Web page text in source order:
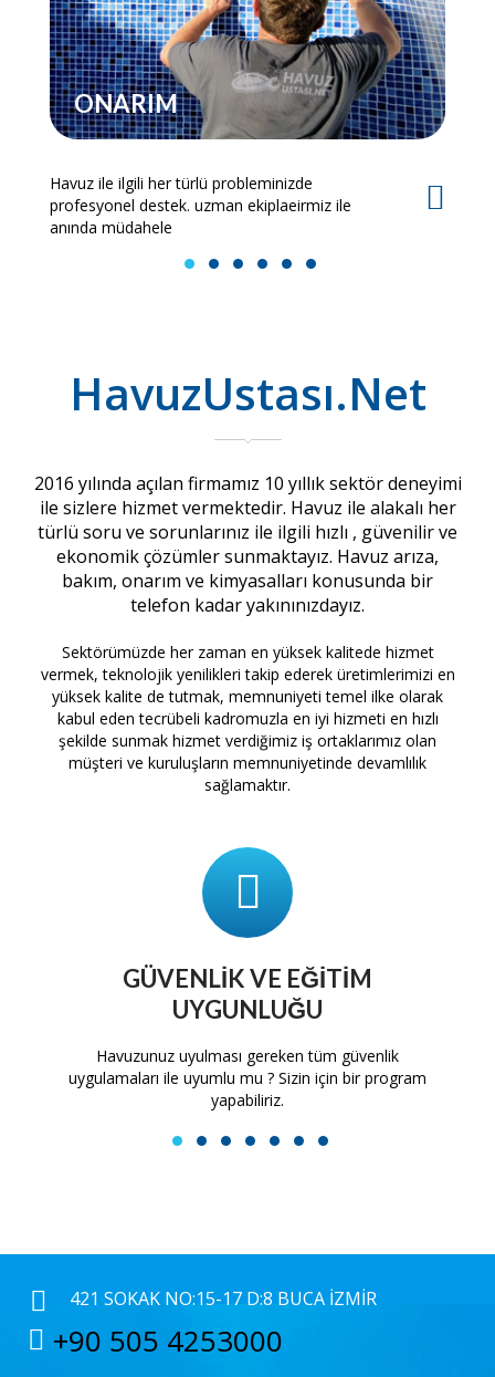
ONARIM
Havuz ile ilgili her türlü probleminizde
profesyonel destek. uzman ekiplaeirmiz ile
anında müdahele
1 2 3 4 5 6
HavuzUstası.Net
2016 yılında açılan firmamız 10 yıllık sektör deneyimi
ile sizlere hizmet vermektedir. Havuz ile alakalı her
türlü soru ve sorunlarınız ile ilgili hızlı , güvenilir ve
ekonomik çözümler sunmaktayız. Havuz arıza,
bakım, onarım ve kimyasalları konusunda bir
telefon kadar yakınınızdayız.
Sektörümüzde her zaman en yüksek kalitede hizmet
vermek, teknolojik yenilikleri takip ederek üretimlerimizi en
yüksek kalite de tutmak, memnuniyeti temel ilke olarak
kabul eden tecrübeli kadromuzla en iyi hizmeti en hızlı
şekilde sunmak hizmet verdiğimiz iş ortaklarımız olan
müşteri ve kuruluşların memnuniyetinde devamlılık
sağlamaktır.
GÜVENLIK VE EĞITIM
UYGUNLUĞU
Havuzunuz uyulması gereken tüm güvenlik
uygulamaları ile uyumlu mu ? Sizin için bir program
yapabiliriz.
1 2 3 4 5 6 7
421 SOKAK NO:15-17 D:8 BUCA İZMIR
+90 505 4253000